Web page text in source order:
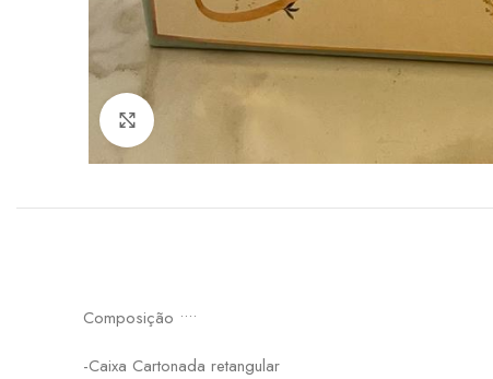
Composição ••••
-Caixa Cartonada retangular